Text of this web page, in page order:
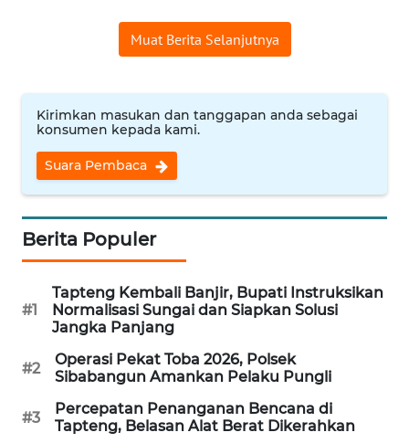
Muat Berita Selanjutnya
Kirimkan masukan dan tanggapan anda sebagai
konsumen kepada kami.
Suara Pembaca
Berita Populer
#1
Tapteng Kembali Banjir, Bupati Instruksikan
Normalisasi Sungai dan Siapkan Solusi
Jangka Panjang
#2
Operasi Pekat Toba 2026, Polsek
Sibabangun Amankan Pelaku Pungli
#3
Percepatan Penanganan Bencana di
Tapteng, Belasan Alat Berat Dikerahkan
WN
INDRAMAYU
WN
KUNINGAN
MAJALENGKA
WN
SUBANG
WN
SUKABUMI
WN